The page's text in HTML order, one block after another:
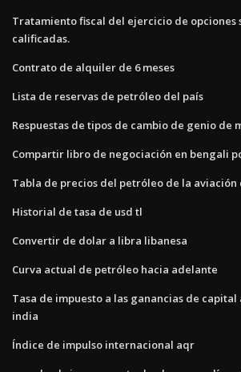
Tratamiento fiscal del ejercicio de opciones
calificadas.
Contrato de alquiler de 6 meses
Lista de reservas de petróleo del país
Respuestas de tipos de cambio de genio de
Compartir libro de negociación en bengali
Tabla de precios del petróleo de la aviación
Historial de tasa de usd tl
Convertir de dolar a libra libanesa
Curva actual de petróleo hacia adelante
Tasa de impuesto a las ganancias de capital
india
Índice de impulso internacional aqr